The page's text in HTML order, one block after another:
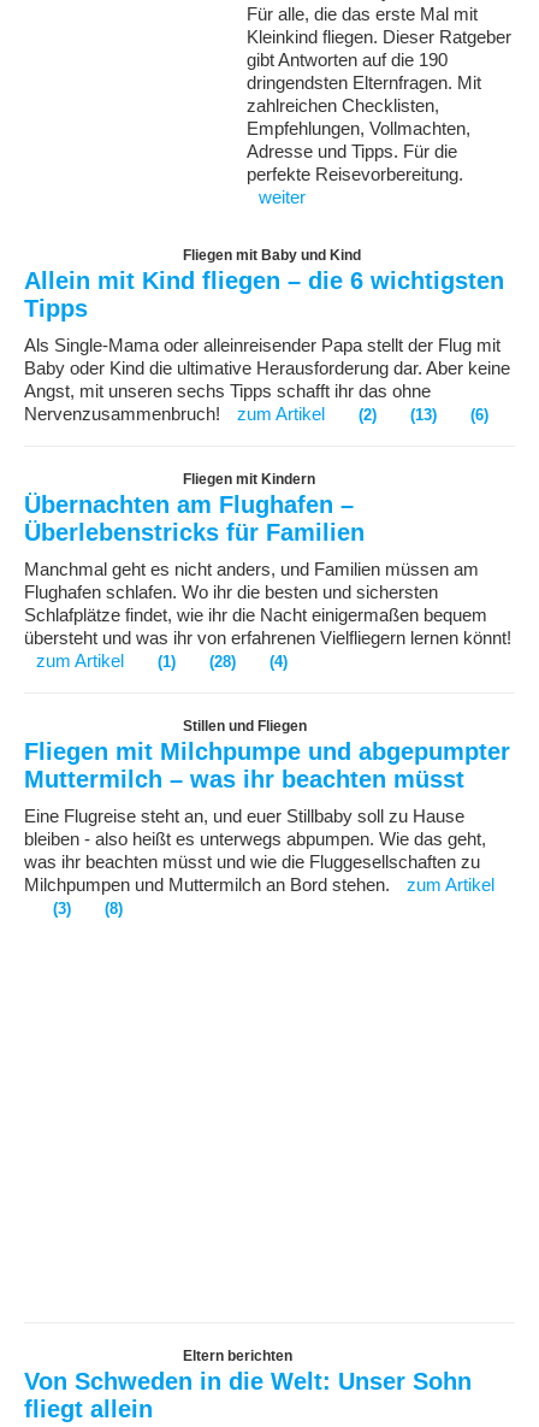
Für alle, die das erste Mal mit
Kleinkind fliegen. Dieser Ratgeber
gibt Antworten auf die 190
dringendsten Elternfragen. Mit
zahlreichen Checklisten,
Empfehlungen, Vollmachten,
Adresse und Tipps. Für die
perfekte Reisevorbereitung.
weiter
Fliegen mit Baby und Kind
Allein mit Kind fliegen – die 6 wichtigsten
Tipps
Als Single-Mama oder alleinreisender Papa stellt der Flug mit
Baby oder Kind die ultimative Herausforderung dar. Aber keine
Angst, mit unseren sechs Tipps schafft ihr das ohne
Nervenzusammenbruch!
zum Artikel (2) (13) (6)
Fliegen mit Kindern
Übernachten am Flughafen –
Überlebenstricks für Familien
Manchmal geht es nicht anders, und Familien müssen am
Flughafen schlafen. Wo ihr die besten und sichersten
Schlafplätze findet, wie ihr die Nacht einigermaßen bequem
übersteht und was ihr von erfahrenen Vielfliegern lernen könnt!
zum Artikel
(1) (28) (4)
Stillen und Fliegen
Fliegen mit Milchpumpe und abgepumpter
Muttermilch – was ihr beachten müsst
Eine Flugreise steht an, und euer Stillbaby soll zu Hause
bleiben - also heißt es unterwegs abpumpen. Wie das geht,
was ihr beachten müsst und wie die Fluggesellschaften zu
Milchpumpen und Muttermilch an Bord stehen.
zum Artikel
(3) (8)
Eltern berichten
Von Schweden in die Welt: Unser Sohn
fliegt allein